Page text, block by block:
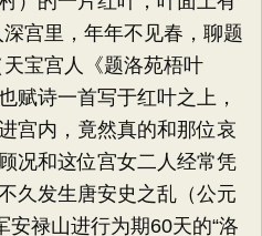
宫里，年年不见春，聊题
宝宫人《题洛苑梧叶
赋诗一首写于红叶之上，
宫内，竟然真的和那位哀
况和这位宫女二人经常凭
久发生唐安史之乱（公元
禄山进行为期60天的“洛